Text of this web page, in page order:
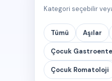
Kategori seçebilir
Tümü Aşılar
Çocuk
Çocuk Romatoloji